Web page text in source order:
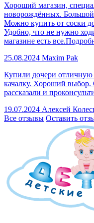
Хороший магазин,
новорождённых. Большой
Можно купить от соски
Удобно, что не нужно
магазине есть все.
25.08.2024 Maxim Pak
Купили дочери отличную
качалку. Хороший выбор.
рассказали и
19.07.2024 Алексей
Все отзывы Оставить